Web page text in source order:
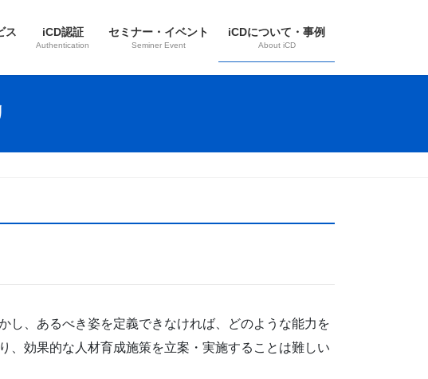
ス iCD認証
Authentication
セミナー・イベント
Seminer Event
iCDについて・事例
About iCD
し、あるべき姿を定義できなければ、どのような能力を
、効果的な人材育成施策を立案・実施することは難しい